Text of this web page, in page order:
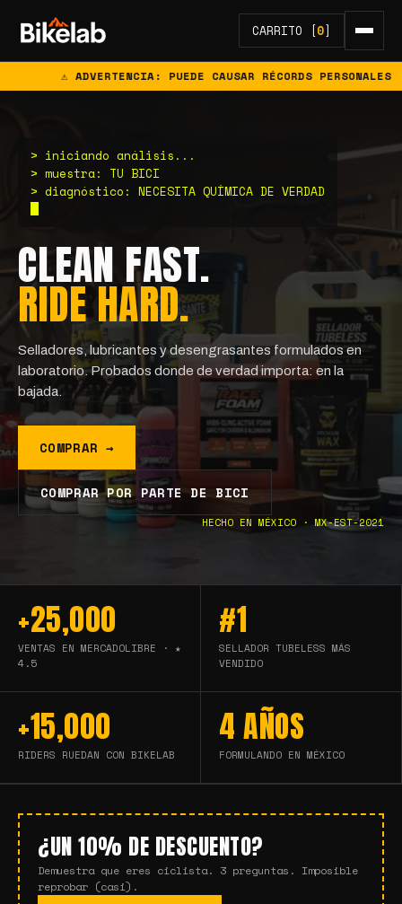
CARRITO [0]
⚠ ADVERTENCIA: PUEDE CAUSAR RÉCORDS PERSONALES
> iniciando análisis...
> muestra: TU BICI
> diagnóstico: NECESITA QUÍMICA DE VERDAD
CLEAN FAST.
RIDE HARD.
Selladores, lubricantes y desengrasantes formulados en
laboratorio. Probados donde de verdad importa: en la
bajada.
COMPRAR →
COMPRAR POR PARTE DE BICI
HECHO EN MÉXICO · MX-EST-2021
+25,000
VENTAS EN MERCADOLIBRE · ★
4.5
#1
SELLADOR TUBELESS MÁS
VENDIDO
+15,000
RIDERS RUEDAN CON BIKELAB
4 AÑOS
FORMULANDO EN MÉXICO
¿UN 10% DE DESCUENTO?
Demuestra que eres ciclista. 3 preguntas. Imposible
reprobar (casi).